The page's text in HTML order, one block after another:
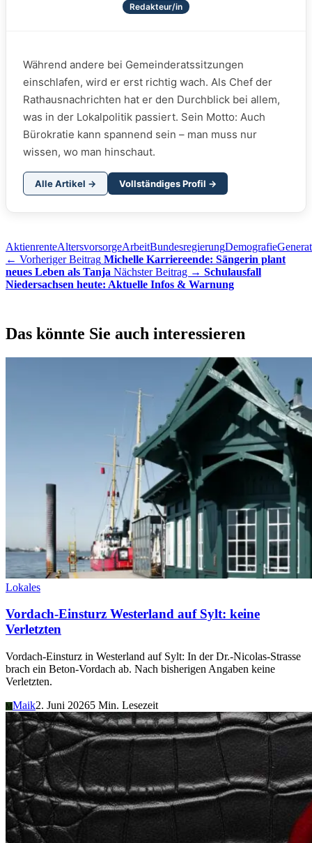
Redakteur/in
Während andere bei Gemeinderatssitzungen
einschlafen, wird er erst richtig wach. Als Chef der
Rathausnachrichten hat er den Durchblick bei allem,
was in der Lokalpolitik passiert. Sein Motto: Auch
Bürokratie kann spannend sein – man muss nur
wissen, wo man hinschaut.
Alle Artikel → Vollständiges Profil →
AktienrenteAltersvorsorgeArbeitBundesregierungDemografie
← Vorheriger Beitrag Michelle Karriereende: Sängerin plant
neues Leben als Tanja Nächster Beitrag → Schulausfall
Niedersachsen heute: Aktuelle Infos & Warnung
Das könnte Sie auch interessieren
Lokales
Vordach-Einsturz Westerland auf Sylt: keine
Verletzten
Vordach-Einsturz in Westerland auf Sylt: In der Dr.-Nicolas-Strasse
brach ein Beton-Vordach ab. Nach bisherigen Angaben keine
Verletzten.
MMaik2. Juni 20265 Min. Lesezeit